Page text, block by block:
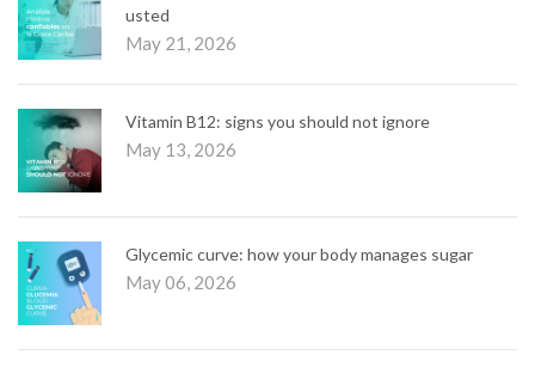
usted
May 21, 2026
Vitamin B12: signs you should not ignore
May 13, 2026
Glycemic curve: how your body manages sugar
May 06, 2026